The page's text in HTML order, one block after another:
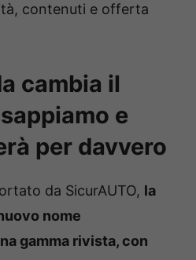
contenuti e offerta
cambia il
e
per davvero
da SicurAUTO, la
nome
gamma rivista, con